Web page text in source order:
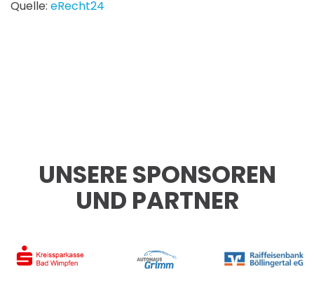
Quelle: eRecht24
UNSERE SPONSOREN
UND PARTNER